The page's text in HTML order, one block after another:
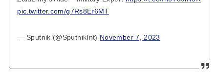
pic.twitter.com/g7Rs8Er6MT
— Sputnik (@SputnikInt) November 7, 2023